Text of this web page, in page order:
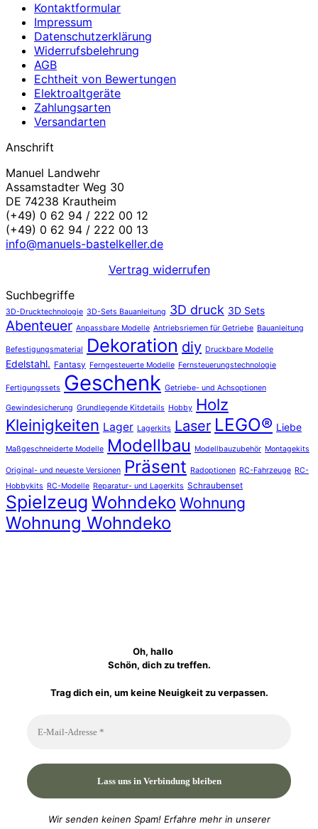
Kontaktformular
Impressum
Datenschutzerklärung
Widerrufsbelehrung
AGB
Echtheit von Bewertungen
Elektroaltgeräte
Zahlungsarten
Versandarten
Anschrift
Manuel Landwehr
Assamstadter Weg 30
DE 74238 Krautheim
(+49) 0 62 94 / 222 00 12
(+49) 0 62 94 / 222 00 13
info@manuels-bastelkeller.de
Vertrag widerrufen
Suchbegriffe
3D-Drucktechnologie 3D-Sets Bauanleitung 3D druck 3D Sets
Abenteuer Anpassbare Modelle Antriebsriemen für Getriebe Bauanleitung
Befestigungsmaterial Dekoration diy Druckbare Modelle
Edelstahl. Fantasy Ferngesteuerte Modelle Fernsteuerungstechnologie
Fertigungssets Geschenk Getriebe- und Achsoptionen
Gewindesicherung Grundlegende Kitdetails Hobby Holz
Kleinigkeiten Lager Lagerkits Laser LEGO® Liebe
Maßgeschneiderte Modelle Modellbau Modellbauzubehör Montagekits
Original- und neueste Versionen Präsent Radoptionen RC-Fahrzeuge RC-
Hobbykits RC-Modelle Reparatur- und Lagerkits Schraubenset
Spielzeug Wohndeko Wohnung
Wohnung Wohndeko
Oh, hallo
Schön, dich zu treffen.
Trag dich ein, um keine Neuigkeit zu verpassen.
Wir senden keinen Spam! Erfahre mehr in unserer